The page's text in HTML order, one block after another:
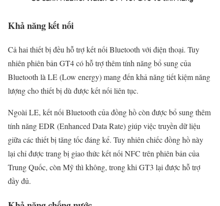
Khả năng kết nối
Cả hai thiết bị đều hỗ trợ kết nối Bluetooth với điện thoại. Tuy
nhiên phiên bản GT4 có hỗ trợ thêm tính năng bổ sung của
Bluetooth là LE (Low energy) mang đến khả năng tiết kiệm năng
lượng cho thiết bị dù được kết nối liên tục.
Ngoài LE, kết nối Bluetooth của đồng hồ còn được bổ sung thêm
tính năng EDR (Enhanced Data Rate) giúp việc truyền dữ liệu
giữa các thiết bị tăng tốc đáng kể. Tuy nhiên chiếc đồng hồ này
lại chỉ được trang bị giao thức kết nối NFC trên phiên bản của
Trung Quốc, còn Mỹ thì không, trong khi GT3 lại được hỗ trợ
đầy đủ.